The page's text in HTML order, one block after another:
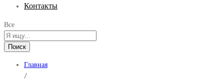
Контакты
Все
Поиск
Главная
/